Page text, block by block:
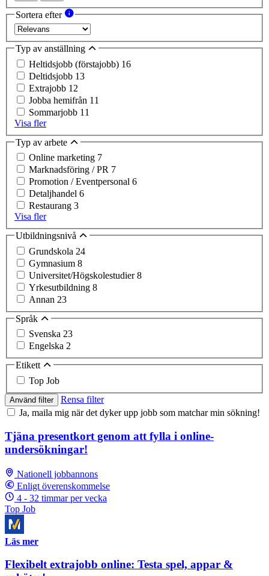
Sortera efter
Typ av anställning
Heltidsjobb (förstajobb) 16
Deltidsjobb 13
Extrajobb 12
Jobba hemifrån 11
Sommarjobb 11
Visa fler
Typ av arbete
Online marketing 7
Marknadsföring / PR 7
Promotion / Eventpersonal 6
Detaljhandel 6
Restaurang 3
Visa fler
Utbildningsnivå
Grundskola 24
Gymnasium 8
Universitet/Högskolestudier8
Yrkesutbildning 8
Annan 23
Språk
Svenska 23
Engelska 2
Etikett
Top Job
Använd filter
Rensa filter
Ja, maila mig när det dyker upp jobb som matchar min sökning!
Tjäna presentkort genom att fylla i online-
undersökningar!
Nationell jobbannons
Enligt överenskommelse
4 - 32 timmar per vecka
Top Job
Läs mer
Flexibelt extrajobb online: Testa spel, appar &